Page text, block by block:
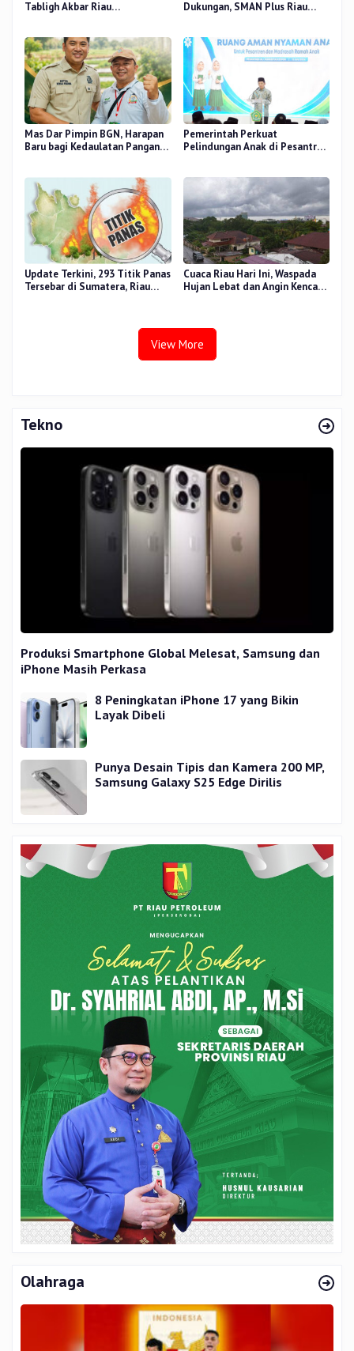
Tabligh Akbar Riau
Dukungan, SMAN Plus Riau
Mas Dar Pimpin BGN, Harapan
Baru bagi Kedaulatan Pangan
Pemerintah Perkuat
Pelindungan Anak di Pesantren
Update Terkini, 293 Titik Panas
Tersebar di Sumatera, Riau
Cuaca Riau Hari Ini, Waspada
Hujan Lebat dan Angin Kencang
View More
Tekno
Produksi Smartphone Global Melesat, Samsung dan
iPhone Masih Perkasa
8 Peningkatan iPhone 17 yang Bikin
Layak Dibeli
Punya Desain Tipis dan Kamera 200 MP,
Samsung Galaxy S25 Edge Dirilis
Olahraga